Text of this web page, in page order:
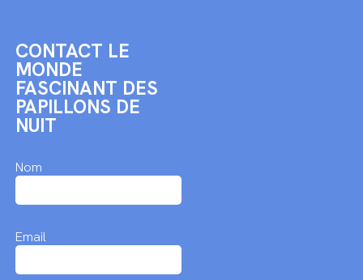
CONTACT LE
MONDE
FASCINANT DES
PAPILLONS DE
NUIT
Nom
Email